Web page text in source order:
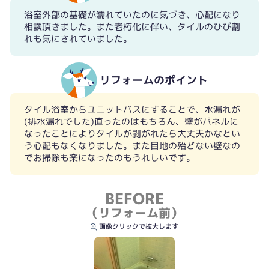
浴室外部の基礎が濡れていたのに気づき、心配になり
相談頂きました。また老朽化に伴い、タイルのひび割
れも気にされていました。
リフォームのポイント
タイル浴室からユニットバスにすることで、水漏れが
(排水漏れでした)直ったのはもちろん、壁がパネルに
なったことによりタイルが剥がれたら大丈夫かなとい
う心配もなくなりました。また目地の殆どない壁なの
でお掃除も楽になったのもうれしいです。
BEFORE
（リフォーム前）
画像クリックで拡大します